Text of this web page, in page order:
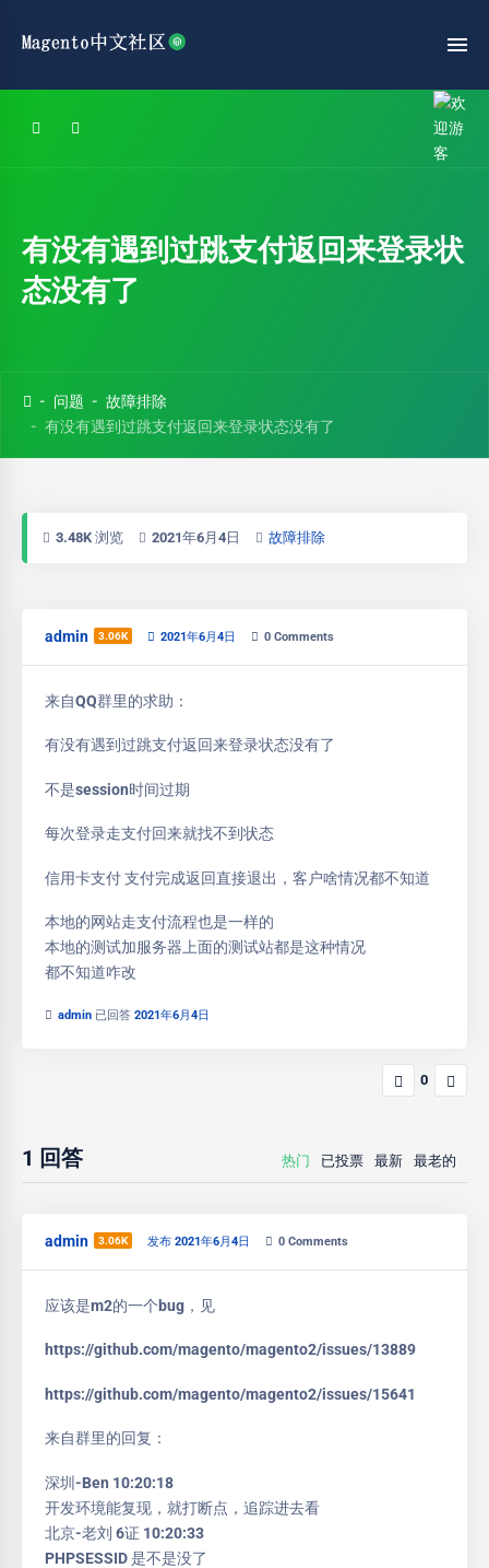
有没有遇到过跳支付返回来登录状
态没有了
问题
故障排除
有没有遇到过跳支付返回来登录状态没有了
3.48K 浏览 2021年6月4日 故障排除
admin 3.06K 2021年6月4日 0 Comments
来自QQ群里的求助：
有没有遇到过跳支付返回来登录状态没有了
不是session时间过期
每次登录走支付回来就找不到状态
信用卡支付 支付完成返回直接退出，客户啥情况都不知道
本地的网站走支付流程也是一样的
本地的测试加服务器上面的测试站都是这种情况
都不知道咋改
admin 已回答 2021年6月4日
0
1 回答 热门 已投票 最新 最老的
admin 3.06K 发布 2021年6月4日 0 Comments
应该是m2的一个bug，见
https://github.com/magento/magento2/issues/13889
https://github.com/magento/magento2/issues/15641
来自群里的回复：
深圳-Ben 10:20:18
开发环境能复现，就打断点，追踪进去看
北京-老刘 6证 10:20:33
PHPSESSID 是不是没了